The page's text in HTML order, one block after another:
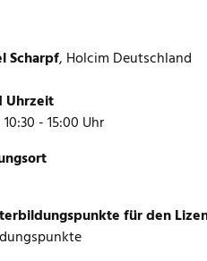
Scharpf, Holcim Deutschland
Uhrzeit
- 15:00 Uhr
für den